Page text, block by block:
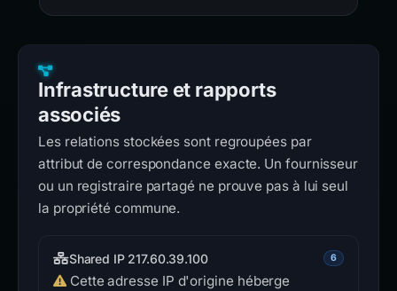
Infrastructure et rapports
associés
Les relations stockées sont regroupées par
attribut de correspondance exacte. Un fournisseur
ou un registraire partagé ne prouve pas à lui seul
la propriété commune.
Shared IP 217.60.39.100 6
Cette adresse IP d'origine héberge